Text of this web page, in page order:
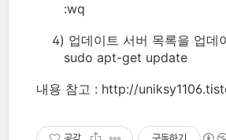
:wq
4) 업데이트 서버 목록을 업데
sudo apt-get update
내용 참고 : http://